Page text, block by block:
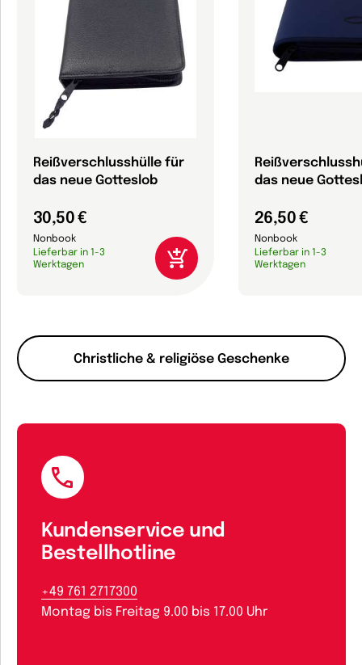
Christliche & religiöse Geschenke
Reißverschlusshülle für
das neue Gotteslob
30,50 €
Nonbook
Lieferbar in 1-3
Werktagen
das neue
26,50 €
Nonbook
Lieferbar in 1-3
Werktagen
Kundenservice und
Bestellhotline
+49 761 2717300
Montag bis Freitag 9.00 bis 17.00 Uhr